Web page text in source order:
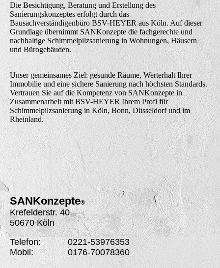
Die Besichtigung, Beratung und Erstellung des
Sanierungskonzeptes erfolgt durch das
Bausachverständigenbüro BSV-HEYER aus Köln. Auf dieser
Grundlage übernimmt SANKonzepte die fachgerechte und
nachhaltige Schimmelpilzsanierung in Wohnungen, Häusern
und Bürogebäuden.
Unser gemeinsames Ziel: gesunde Räume, Werterhalt Ihrer
Immobilie und eine sichere Sanierung nach höchsten Standards.
Vertrauen Sie auf die Kompetenz von SANKonzepte in
Zusammenarbeit mit BSV-HEYER Ihrem Profi für
Schimmelpilzsanierung in Köln, Bonn, Düsseldorf und im
Rheinland.
SANKonzepte®
Krefelderstr. 40
50670 Köln
Telefon: 0221-53976353
Mobil: 0176-70078360